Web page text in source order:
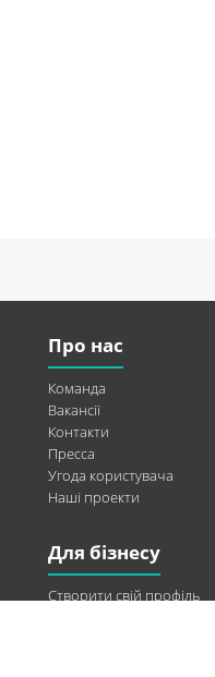
Про нас
Команда
Вакансії
Контакти
Пресса
Угода користувача
Наші проекти
Для бізнесу
Створити свій профіль